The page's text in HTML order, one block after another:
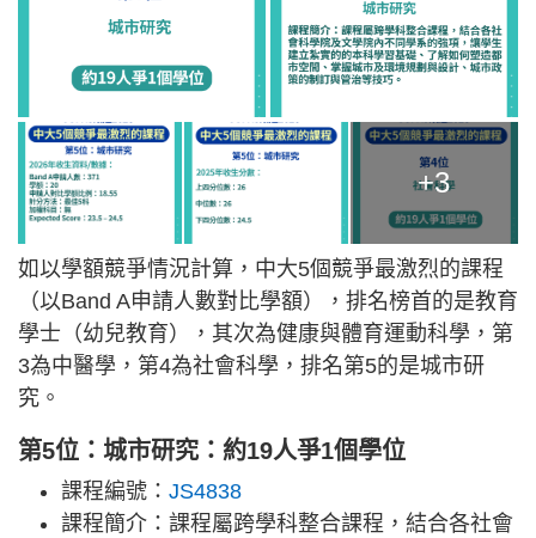
+3
如以學額競爭情況計算，中大5個競爭最激烈的課程
（以Band A申請人數對比學額），排名榜首的是教育
學士（幼兒教育），其次為健康與體育運動科學，第
3為中醫學，第4為社會科學，排名第5的是城市研
究。
第5位：城市研究：約19人爭1個學位
課程編號： JS4838
課程簡介：課程屬跨學科整合課程，結合各社會